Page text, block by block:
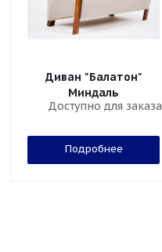
Диван "Балатон"
Миндаль
Доступно для заказа
Подробнее